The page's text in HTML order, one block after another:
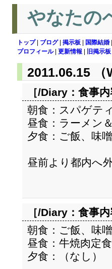
やなたの
トップ| ブログ| 掲示板 国際結婚
プロフィール| 更新情報 旧掲示板
2011.06.15 （
［/Diary： 食事
朝食：スパゲテ
昼食：ラーメン
夕食：ご飯、味
昼前より都内へ外
［/Diary： 食事
朝食：ご飯、味
昼食：牛焼肉定食
夕食：（なし）